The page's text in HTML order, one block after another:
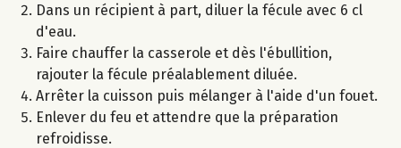
Dans un récipient à part, diluer la fécule avec 6 cl
d'eau.
Faire chauffer la casserole et dès l'ébullition,
rajouter la fécule préalablement diluée.
Arrêter la cuisson puis mélanger à l'aide d'un fouet.
Enlever du feu et attendre que la préparation
refroidisse.